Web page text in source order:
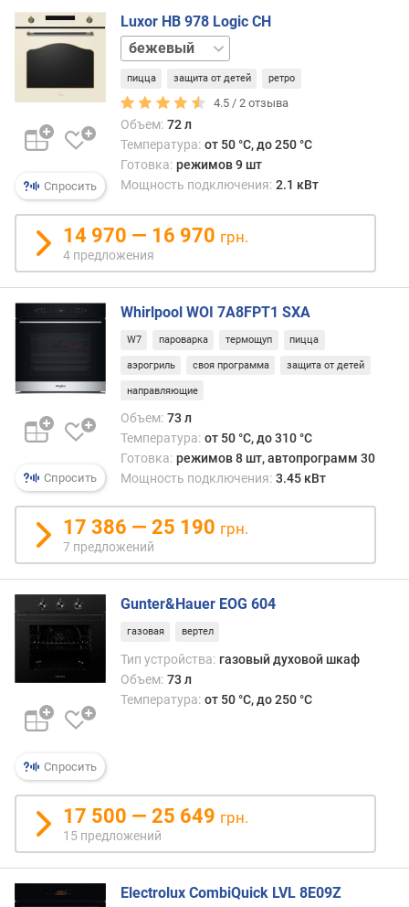
ь
н
а
т
е
м
п
р
а
т
у
р
а
°
м
к
м
а
л
ь
н
а
я
т
е
п
р
у
р
а
(
°
C
Спросить
Luxor HB 978 Logic CH
черный
пицца защита от детей ретро
4.5 /2 отзыва
Объем: 72 л
Температура: от 50 °C, до 250 °C
Готовка: режимов 9 шт
Мощность подключения: 2.1 кВт
14 970 — 16 970 грн.
4 предложения
Спросить
Whirlpool WOI 7A8FPT1 SXA
W7 пароварка термощуп пицца
аэрогриль своя программа защита от детей
направляющие
Объем: 73 л
Температура: от 50 °C, до 310 °C
Готовка: режимов 8 шт, автопрограмм 30
Мощность подключения: 3.45 кВт
17 386 — 25 190 грн.
7 предложений
Спросить
Gunter&Hauer EOG 604
газовая вертел
Тип устройства: газовый духовой шкаф
Объем: 73 л
Температура: от 50 °C, до 250 °C
17 500 — 25 649 грн.
15 предложений
Electrolux CombiQuick LVL 8E09Z